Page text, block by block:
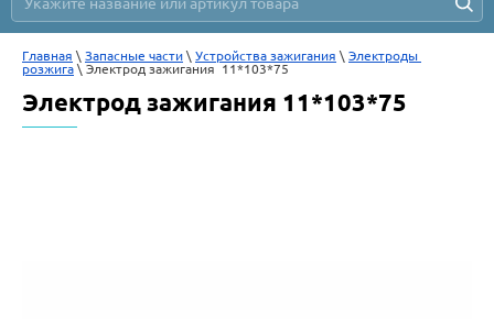
Главная \ Запасные части \ Устройства зажигания \ Электроды
розжига \ Электрод зажигания  11*103*75
Электрод зажигания 11*103*75